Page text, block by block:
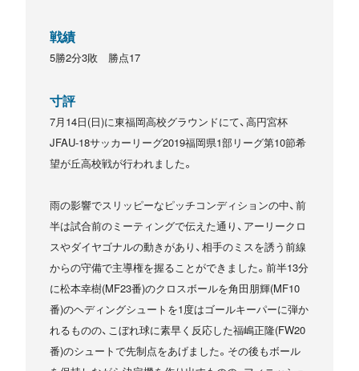
戦績
5勝2分3敗 勝点17
寸評
7月14日(日)に東福岡高校グラウンドにて、高円宮杯
JFAU-18サッカーリーグ2019福岡県1部リーグ第10節希
望が丘高校戦が行われました。
雨の影響でスリッピーなピッチコンディションの中、前
半は試合前のミーティングで伝えた通り、アーリークロ
スやダイヤゴナルの動きがあり、相手のミスを誘う前線
からの守備で主導権を握ることができました。前半13分
に松本幸樹(MF23番)のクロスボールを角田朋輝(MF10
番)のヘディングシュートを1度はゴールキーパーに弾か
れるものの、こぼれ球に素早く反応した福嶋正隆(FW20
番)のシュートで先制点をあげました。その後もボール